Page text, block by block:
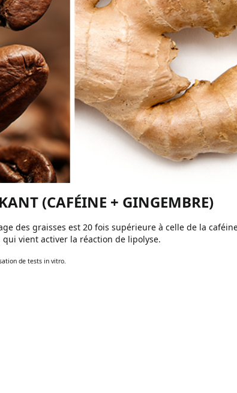
(CAFÉINE + GINGEMBRE)
des graisses est 20 fois supérieure à celle de la
vient activer la réaction de lipolyse.
de tests in vitro.